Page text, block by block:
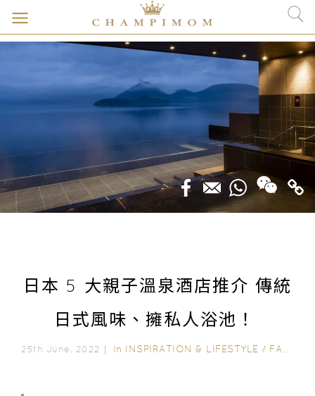
日本 5 大親子溫泉酒店推介 傳統
日式風味、擁私人浴池！
25th June, 2022｜ In INSPIRATION & LIFESTYLE / FAMILY FUN